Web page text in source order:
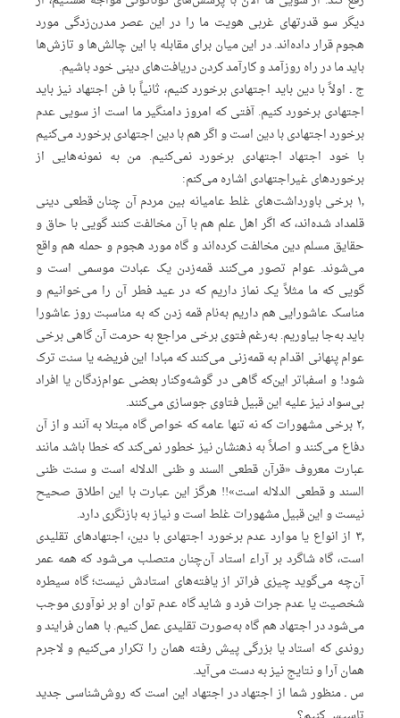
دیگر سو قدرتهای غربی هویت ما را در این عصر مدرن‌زدگی مورد
هجوم قرار داده‌اند. در این میان برای مقابله با این چالش‌ها و تازش‌ها
باید ما در راه روزآمد و کارآمد کردن دریافت‌های دینی خود باشیم.
ج ـ اولاً با دین باید اجتهادی برخورد کنیم، ثانیاً با فن اجتهاد نیز باید
اجتهادی برخورد کنیم. آفتی که امروز دامنگیر ما است از سویی عدم
برخورد اجتهادی با دین است و اگر هم با دین اجتهادی برخورد می‌کنیم
با خود اجتهاد اجتهادی برخورد نمی‌کنیم. من به نمونه‌هایی از
برخوردهای غیراجتهادی اشاره می‌کنم:
۱٫ برخی باورداشت‌های غلط عامیانه بین مردم آن چنان قطعی دینی
قلمداد شده‌اند، که اگر اهل علم هم با آن مخالفت ‌کنند گویی با حاق و
حقایق مسلم دین مخالفت کرده‌اند و گاه مورد هجوم و حمله هم واقع
می‌شوند. عوام تصور می‌کنند قمه‌زدن یک عبادت موسمی است و
گویی که ما مثلاً یک نماز داریم که در عید فطر آن را می‌خوانیم و
مناسک عاشورایی هم داریم به‌نام قمه زدن که به مناسبت روز عاشورا
باید به‌جا بیاوریم. به‌رغم فتوی برخی مراجع به حرمت آن گاهی برخی
عوام پنهانی اقدام به قمه‌زنی می‌کنند که مبادا این فریضه یا سنت ترک
شود! و اسفباتر این‌که گاهی در گوشه‌وکنار بعضی عوام‌زدگان یا افراد
بی‌سواد نیز علیه این قبیل فتاوی جوسازی می‌کنند.
۲٫ برخی مشهورات که نه تنها عامه که خواص گاه مبتلا به آنند و از آن
دفاع می‌کنند و اصلا‌ً به ذهنشان نیز خطور نمی‌کند که خطا باشد مانند
عبارت معروف «قرآن قطعی السند و ظنی الدلاله است و سنت ظنی
السند و قطعی الدلاله است»!! هرگز این عبارت با این اطلاق صحیح
نیست و این قبیل مشهورات غلط است و نیاز به بازنگری دارد.
۳٫ از انواع یا موارد عدم برخورد اجتهادی با دین، اجتهادهای تقلیدی
است، گاه شاگرد بر آراء استاد آن‌چنان متصلب می‌شود که همه عمر
آن‌چه می‌گوید چیزی فراتر از یافته‌های استادش نیست؛ گاه سیطره
شخصیت یا عدم جرات فرد و شاید گاه عدم توان او بر نوآوری موجب
می‌شود در اجتهاد هم گاه به‌صورت تقلیدی عمل ‌کنیم. با همان فرایند و
روندی که استاد یا بزرگی پیش رفته همان را تکرار می‌کنیم و لاجرم
همان آرا و نتایج نیز به دست می‌آید.
س ـ منظور شما از اجتهاد در اجتهاد ‌این است که روش‌شناسی جدید